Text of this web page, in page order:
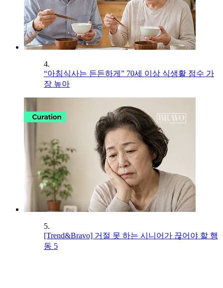
4.
“아침식사는 든든하게” 70세 이상 식생활 점수 가
장 높아
5.
[Trend&Bravo] 거절 못 하는 시니어가 끊어야 할 행
동 5